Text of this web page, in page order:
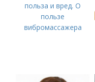
польза и вред. О
пользе
вибромассажера